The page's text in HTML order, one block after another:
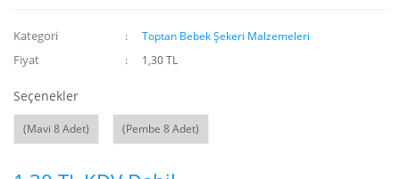
Kategori Toptan Bebek Şekeri Malzemeleri
Fiyat 1,30 TL
Seçenekler
(Mavi 8 Adet) (Pembe 8 Adet)